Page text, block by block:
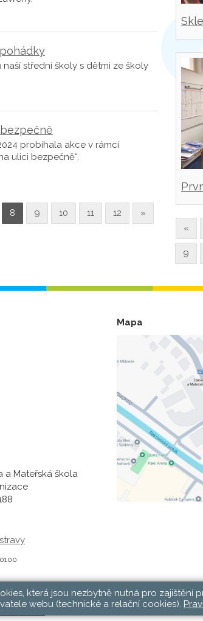
střední školy s dětmi ze školy
probíhala akce v rámci
ulici bezpečně“.
8 9 10 11 12 »
«
9
a Mateřská škola
Mapa
která jsou nezbytně nutná pro zajištění
webu (technické a relační cookies).